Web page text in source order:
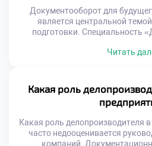
качество документов и
спешка
Документооборот для
является центральной
подготовки. Специальность
внутри организации. Без
в техникум именно ради
Учебный курс раскрывает все
контроля документов.
Читать
Какая роль
Какая роль делопроизводителя
часто недооценивается
компаний.